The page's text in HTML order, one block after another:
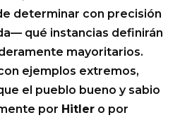
determinar con precisión
qué instancias definirán
mayoritarios.
ejemplos extremos,
el pueblo bueno y sabio
por Hitler o por